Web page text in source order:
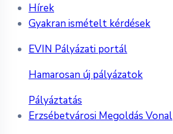
Hírek
Gyakran ismételt kérdések
EVIN Pályázati portál
Hamarosan új pályázatok
Pályáztatás
Erzsébetvárosi Megoldás Vonal